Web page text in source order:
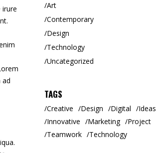
irure
ad
Art
Contemporary
Design
Technology
Uncategorized
TAGS
Creative Design Digital
Ideas
Innovative
Marketing
Project
Teamwork
Technology